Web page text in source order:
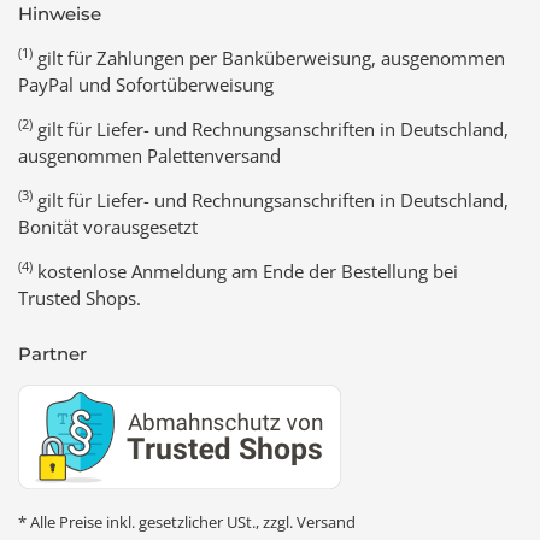
Hinweise
(1) gilt für Zahlungen per Banküberweisung, ausgenommen
PayPal und Sofortüberweisung
(2) gilt für Liefer- und Rechnungsanschriften in Deutschland,
ausgenommen Palettenversand
(3) gilt für Liefer- und Rechnungsanschriften in Deutschland,
Bonität vorausgesetzt
(4) kostenlose Anmeldung am Ende der Bestellung bei
Trusted Shops.
Partner
* Alle Preise inkl. gesetzlicher USt., zzgl.Versand